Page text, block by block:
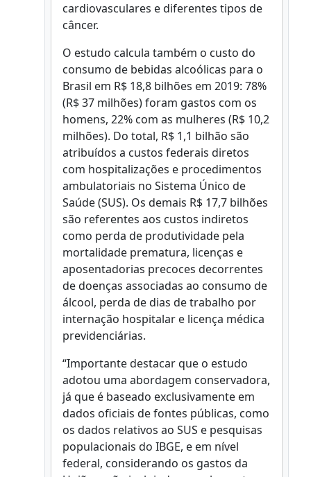
cardiovasculares e diferentes tipos de
câncer.
O estudo calcula também o custo do
consumo de bebidas alcoólicas para o
Brasil em R$ 18,8 bilhões em 2019: 78%
(R$ 37 milhões) foram gastos com os
homens, 22% com as mulheres (R$ 10,2
milhões). Do total, R$ 1,1 bilhão são
atribuídos a custos federais diretos
com hospitalizações e procedimentos
ambulatoriais no Sistema Único de
Saúde (SUS). Os demais R$ 17,7 bilhões
são referentes aos custos indiretos
como perda de produtividade pela
mortalidade prematura, licenças e
aposentadorias precoces decorrentes
de doenças associadas ao consumo de
álcool, perda de dias de trabalho por
internação hospitalar e licença médica
previdenciárias.
“Importante destacar que o estudo
adotou uma abordagem conservadora,
já que é baseado exclusivamente em
dados oficiais de fontes públicas, como
os dados relativos ao SUS e pesquisas
populacionais do IBGE, e em nível
federal, considerando os gastos da